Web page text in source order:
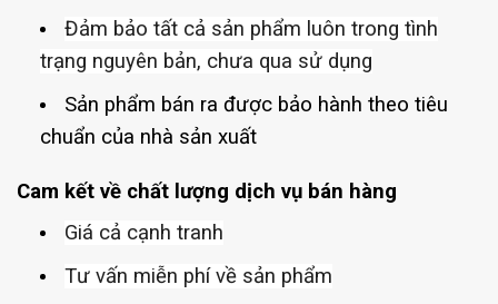
Đảm bảo tất cả sản phẩm luôn trong tình
trạng nguyên bản, chưa qua sử dụng
Sản phẩm bán ra được bảo hành theo tiêu
chuẩn của nhà sản xuất
Cam kết về chất lượng dịch vụ bán hàng
Giá cả cạnh tranh
Tư vấn miễn phí về sản phẩm